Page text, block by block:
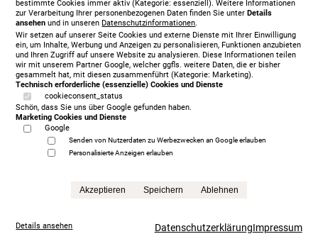
Treca Paris Oreiller, 200 x 200 cm, mit Matratze/n,
grey
bestimmte Cookies immer aktiv (Kategorie: essenziell). Weitere Informationen
zur Verarbeitung Ihrer personenbezogenen Daten finden Sie unterDetails
ansehen und in unserenDatenschutzinformationen.
Wir setzen auf unserer Seite Cookies und externe Dienste mit Ihrer Einwilligung
ein, um Inhalte, Werbung und Anzeigen zu personalisieren, Funktionen anzubieten
und Ihren Zugriff auf unsere Website zu analysieren. Diese Informationen teilen
wir mit unserem Partner Google, welcher ggfls. weitere Daten, die er bisher
gesammelt hat, mit diesen zusammenführt (Kategorie: Marketing).
Technisch erforderliche (essenzielle) Cookies und Dienste
cookieconsent_status
Schön, dass Sie uns über Google gefunden haben.
Marketing Cookies und Dienste
Google
Senden von Nutzerdaten zu Werbezwecken an Google erlauben
Personalisierte Anzeigen erlauben
Akzeptieren Speichern Ablehnen
Details ansehen DatenschutzerklärungImpressum